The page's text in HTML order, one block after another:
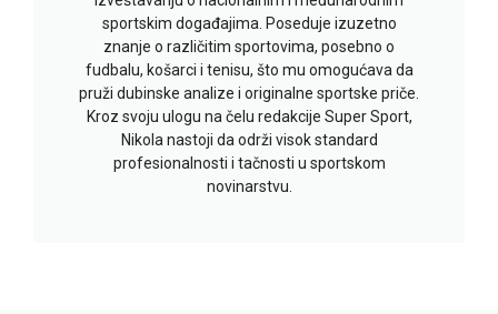
sportskim događajima. Poseduje izuzetno
znanje o različitim sportovima, posebno o
fudbalu, košarci i tenisu, što mu omogućava da
pruži dubinske analize i originalne sportske priče.
Kroz svoju ulogu na čelu redakcije Super Sport,
Nikola nastoji da održi visok standard
profesionalnosti i tačnosti u sportskom
novinarstvu.